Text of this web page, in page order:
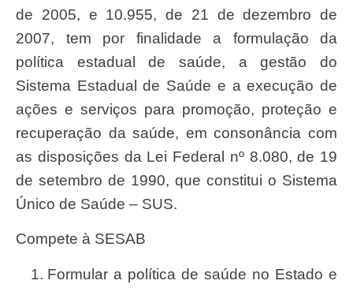
de 2005, e 10.955, de 21 de dezembro de
2007, tem por finalidade a formulação da
política estadual de saúde, a gestão do
Sistema Estadual de Saúde e a execução de
ações e serviços para promoção, proteção e
recuperação da saúde, em consonância com
as disposições da Lei Federal nº 8.080, de 19
de setembro de 1990, que constitui o Sistema
Único de Saúde – SUS.
Compete à SESAB
Formular a política de saúde no Estado e